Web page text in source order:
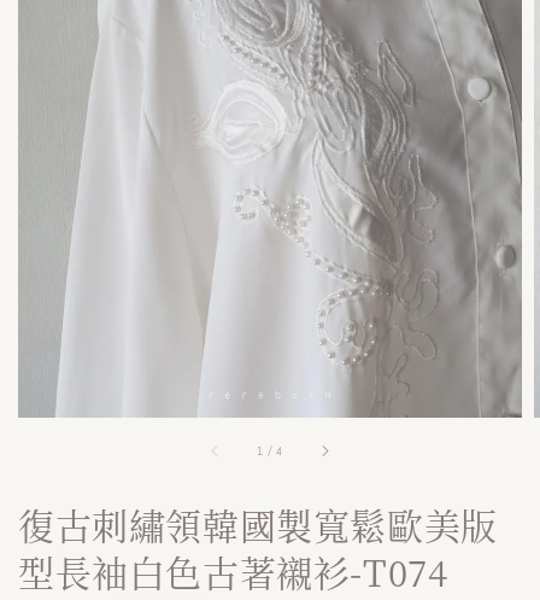
1 /4
復古刺繡領韓國製寬鬆歐美版
型長袖白色古著襯衫-T074